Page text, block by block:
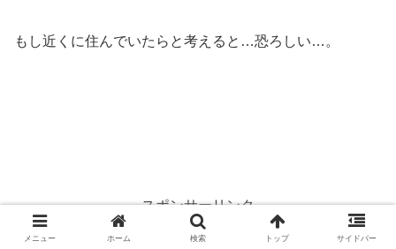
もし近くに住んでいたらと考えると…恐ろしい…。
スポンサーリンク
メニュー ホーム 検索 トップ サイドバー